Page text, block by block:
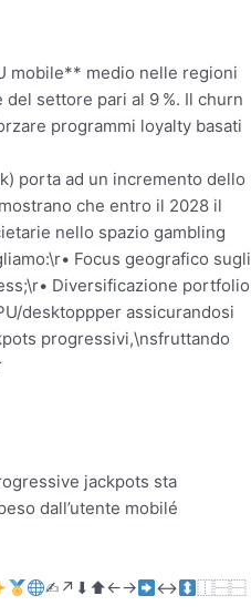
mobile** medio nelle regionі
settore pari al ​9 %. Il churn
programmi loyalty basati
porta ad un incremento dello
che entro il 2028 il
nello spazio gambling
Focus geografico sugli
Diversificazione portfolio
desktoppper assicurandosi
progressivi,\nsfruttando
jackpots sta
dall’utente mobilé
Per i lettori italiani interessadi trovare alternative affidabili agli operator­⁠⁠⁠⁠⁠⁠⁠⁠​​​​​​​‎ ‎‎‎‎ ‎‏‏‏‏‏‏‏ ‏ ‏‎‎ ‎ ‎‍‍‍‍‌‬‫‪‫‪‌‌‌‪‮‮‮‬‮‭‭‭‪‪⁩‫⁮‫⁯⁮‬⿱⿱⿰𔐁䎕䏲󰾞𧹤
✍︎↗︎⬇︎⬆︎←→
↔